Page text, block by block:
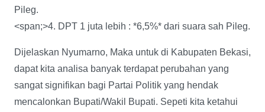
Pileg.
<span;>4. DPT 1 juta lebih : *6,5%* dari suara sah Pileg.
Dijelaskan Nyumarno, Maka untuk di Kabupaten Bekasi,
dapat kita analisa banyak terdapat perubahan yang
sangat signifikan bagi Partai Politik yang hendak
mencalonkan Bupati/Wakil Bupati. Sepeti kita ketahui